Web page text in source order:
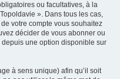
ou facultatives, à la
». Dans tous les cas,
votre compte vous souhaitez
décider de vous abonner ou
une option disponible sur
à sens unique) afin qu’il soit